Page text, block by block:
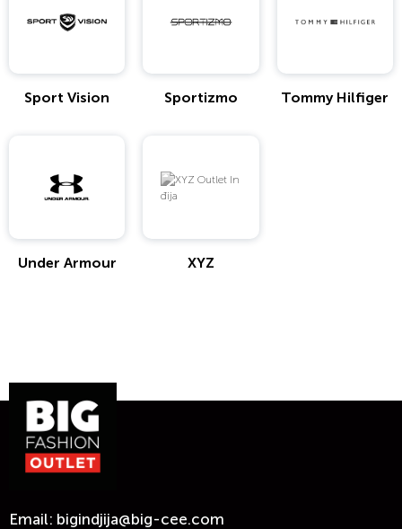
Sport Vision Sportizmo Tommy Hilfiger
Under Armour XYZ
Email: bigindjija@big-cee.com